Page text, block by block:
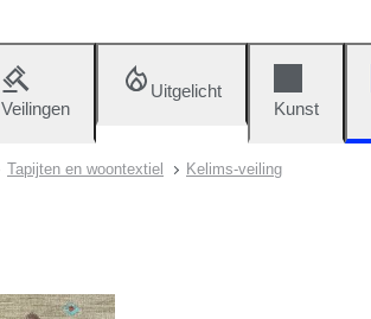
Veilingen
Uitgelicht
Kunst
Tapijten en woontextiel Kelims-veiling